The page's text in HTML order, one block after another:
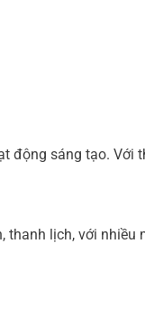
sáng tạo. Với
lịch, với